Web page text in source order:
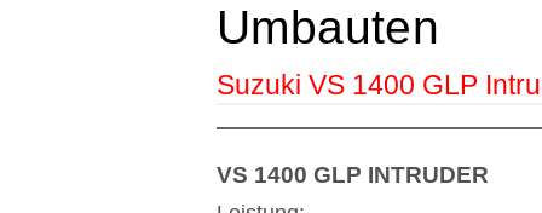
Umbauten
Suzuki VS 1400 GLP
VS 1400 GLP INTRUDER